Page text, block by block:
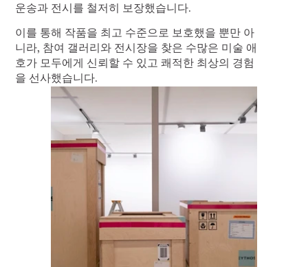
운송과 전시를 철저히 보장했습니다.
이를 통해 작품을 최고 수준으로 보호했을 뿐만 아
니라, 참여 갤러리와 전시장을 찾은 수많은 미술 애
호가 모두에게 신뢰할 수 있고 쾌적한 최상의 경험
을 선사했습니다.